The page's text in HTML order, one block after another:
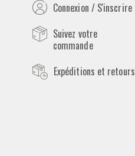
Connexion / S'inscrire
Suivez votre
commande
Expéditions et retours